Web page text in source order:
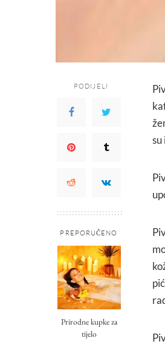
PODIJELI
PREPORUČENO
Prirodne kupke za
tijelo
su